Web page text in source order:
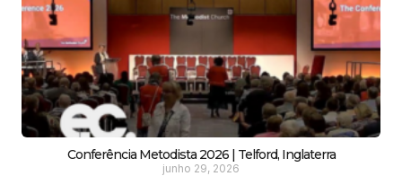
Conferência Metodista 2026 | Telford, Inglaterra
junho 29, 2026